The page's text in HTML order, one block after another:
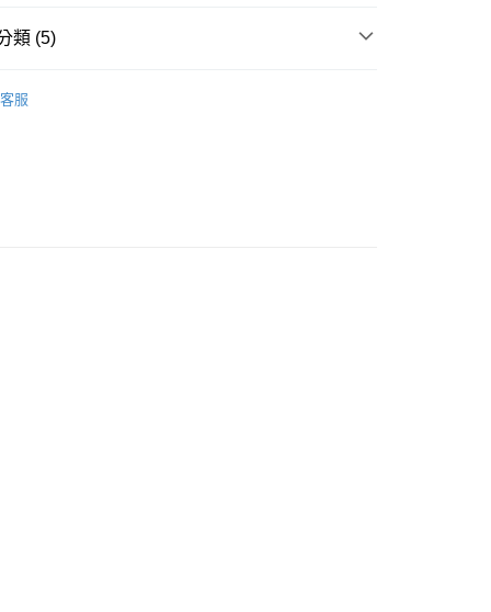
類 (5)
客服